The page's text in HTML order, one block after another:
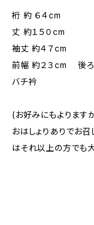
裄 約 ６４cm
丈 約１５０cm
袖丈 約４７cm
前幅 約２３cm 後ろ
バチ衿
(お好みにもよります
おはしょりありでお
はそれ以上の方でも